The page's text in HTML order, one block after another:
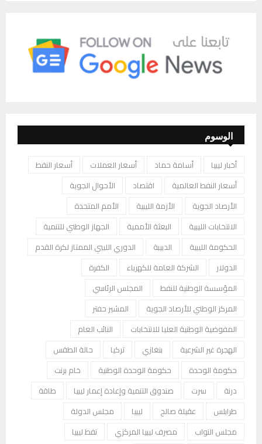
الوسوم
أخبار ليبيا أسامة حماد أسعار العملات
أسعار النفط
أسعار النفط العالمية
اقتصاد
الأحوال الجوية
الأرصاد الجوية
الأزمة الليبية
الأمم المتحدة
الانتخابات الليبية
البعثة الأممية
الجهاز الوطني للتنمية
الحكومة الليبية
الدبيبة
الدوري الليبي الممتاز لكرة القدم
الدولار
الشركة العامة للكهرباء
الكفرة
المؤسسة الوطنية للنفط
المجلس الرئاسي
المركز الوطني للأرصاد الجوية
المشير حفتر
المفوضية الوطنية العليا للانتخابات
النائب العام
الهجرة غير الشرعية
بنغازي تركيا
حالة الطقس
حكومة الوحدة
حكومة الوحدة الوطنية
خام برنت
درنة
سرت صندوق التنمية وإعادة إعمار ليبيا
طاقة
طرابلس
عقيلة صالح ليبيا
مجلس الدولة
مجلس النواب
مصرف ليبيا المركزي
نفط ليبيا